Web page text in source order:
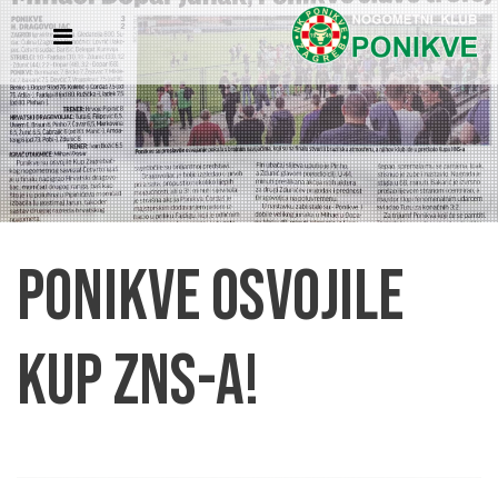
Ponikve osvojile
Kup ZNS-a!